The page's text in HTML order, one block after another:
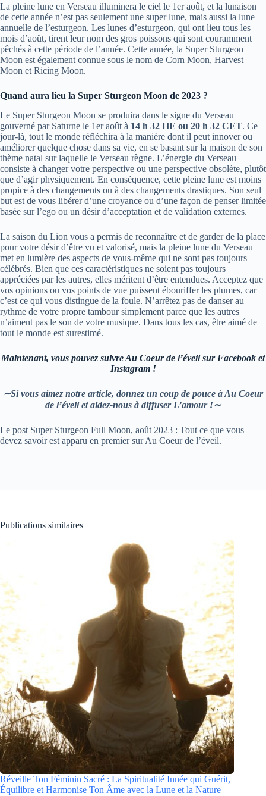
La pleine lune en Verseau illuminera le ciel le 1er août, et la lunaison
de cette année n’est pas seulement une super lune, mais aussi la lune
annuelle de l’esturgeon. Les lunes d’esturgeon, qui ont lieu tous les
mois d’août, tirent leur nom des gros poissons qui sont couramment
pêchés à cette période de l’année. Cette année, la Super Sturgeon
Moon est également connue sous le nom de Corn Moon, Harvest
Moon et Ricing Moon.
Quand aura lieu la Super Sturgeon Moon de 2023 ?
Le Super Sturgeon Moon se produira dans le signe du Verseau
gouverné par Saturne le 1er août à 14 h 32 HE ou 20 h 32 CET. Ce
jour-là, tout le monde réfléchira à la manière dont il peut innover ou
améliorer quelque chose dans sa vie, en se basant sur la maison de son
thème natal sur laquelle le Verseau règne. L’énergie du Verseau
consiste à changer votre perspective ou une perspective obsolète, plutôt
que d’agir physiquement. En conséquence, cette pleine lune est moins
propice à des changements ou à des changements drastiques. Son seul
but est de vous libérer d’une croyance ou d’une façon de penser limitée
basée sur l’ego ou un désir d’acceptation et de validation externes.
La saison du Lion vous a permis de reconnaître et de garder de la place
pour votre désir d’être vu et valorisé, mais la pleine lune du Verseau
met en lumière des aspects de vous-même qui ne sont pas toujours
célébrés. Bien que ces caractéristiques ne soient pas toujours
appréciées par les autres, elles méritent d’être entendues. Acceptez que
vos opinions ou vos points de vue puissent ébouriffer les plumes, car
c’est ce qui vous distingue de la foule. N’arrêtez pas de danser au
rythme de votre propre tambour simplement parce que les autres
n’aiment pas le son de votre musique. Dans tous les cas, être aimé de
tout le monde est surestimé.
Maintenant, vous pouvez suivre Au Coeur de l’éveil sur Facebook et
Instagram !
∼Si vous aimez notre article, donnez un coup de pouce à Au Coeur
de l’éveil et aidez-nous à diffuser L’amour !∼
Le post Super Sturgeon Full Moon, août 2023 : Tout ce que vous
devez savoir est apparu en premier sur Au Coeur de l’éveil.
Publications similaires
Réveille Ton Féminin Sacré : La Spiritualité Innée qui Guérit,
Équilibre et Harmonise Ton Âme avec la Lune et la Nature